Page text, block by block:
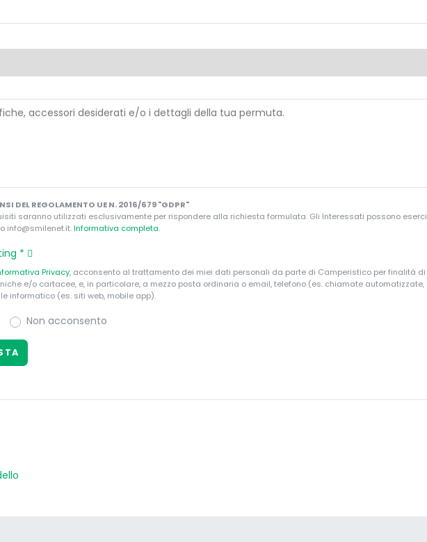
DEL REGOLAMENTO UE N. 2016/679 "GDPR"
saranno utilizzati esclusivamente per rispondere alla richiesta formulata. Gli Interessati possono
info@smilenet.it.Informativa completa.
*
Privacy, acconsento al trattamento dei miei dati personali da parte di Camperistico per finalità
e/o cartacee, e, in particolare, a mezzo posta ordinaria o email, telefono (es. chiamate
informatico (es. siti web, mobile app).
Non acconsento